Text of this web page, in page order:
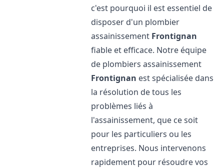
c'est pourquoi il est essentiel de
disposer d'un plombier
assainissement Frontignan
fiable et efficace. Notre équipe
de plombiers assainissement
Frontignan est spécialisée dans
la résolution de tous les
problèmes liés à
l'assainissement, que ce soit
pour les particuliers ou les
entreprises. Nous intervenons
rapidement pour résoudre vos